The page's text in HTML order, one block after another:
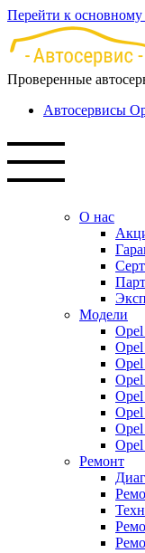
Перейти к
Проверенные
Автосервисы
О нас
Модели
Opel
Opel
Ремонт